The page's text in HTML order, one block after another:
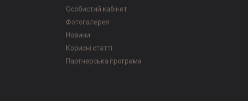
Особистий кабінет
Фотогалерея
Новини
Корисні статті
Партнерська програма